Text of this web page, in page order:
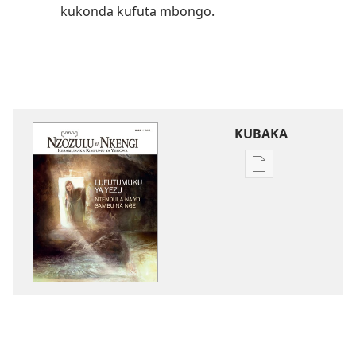
kukonda kufuta mbongo.
KUBAKA
Bisika